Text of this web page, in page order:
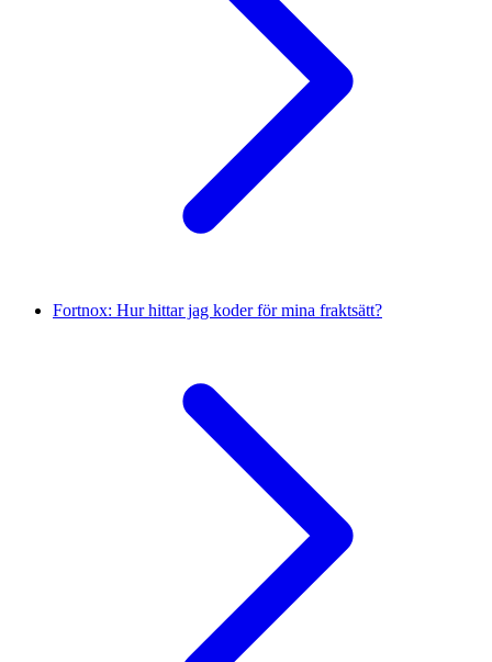
Fortnox: Hur hittar jag koder för mina fraktsätt?